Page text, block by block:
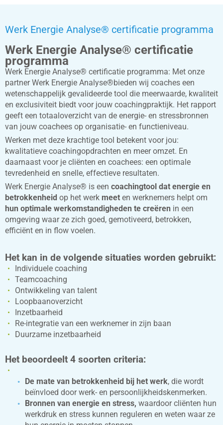
Werk Energie Analyse® certificatie programma
Werk Energie Analyse® certificatie
programma
Werk Energie Analyse® certificatie programma: Met onze
partner Werk Energie Analyse®bieden wij coaches een
wetenschappelijk gevalideerde tool die meerwaarde, kwaliteit
en exclusiviteit biedt voor jouw coachingpraktijk. Het rapport
geeft een totaaloverzicht van de energie- en stressbronnen
van jouw coachees op organisatie- en functieniveau.
Werken met deze krachtige tool betekent voor jou:
kwalitatieve coachingopdrachten en meer omzet. En
daarnaast voor je cliënten en coachees: een optimale
tevredenheid en snelle, effectieve resultaten.
Werk Energie Analyse® is een coachingtool dat energie en
betrokkenheid op het werk meet en werknemers helpt om
hun optimale werkomstandigheden te creëren in een
omgeving waar ze zich goed, gemotiveerd, betrokken,
efficiënt en in flow voelen.
Het kan in de volgende situaties worden gebruikt:
Individuele coaching
Teamcoaching
Ontwikkeling van talent
Loopbaanoverzicht
Inzetbaarheid
Re-integratie van een werknemer in zijn baan
Duurzame inzetbaarheid
Het beoordeelt 4 soorten criteria:
De mate van betrokkenheid bij het werk, die wordt
beïnvloed door werk- en persoonlijkheidskenmerken.
Bronnen van energie en stress, waardoor cliënten hun
werkdruk en stress kunnen reguleren en weten waar ze